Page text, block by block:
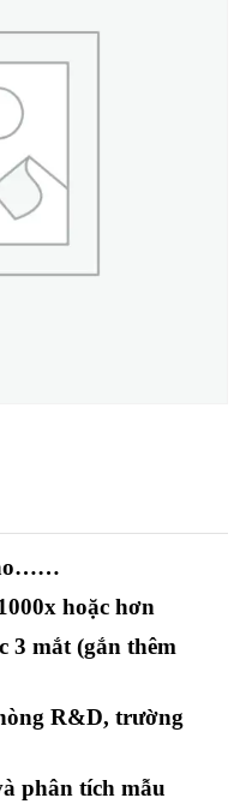
hoặc hơn
3 mắt (gắn thêm
R&D, trường
phân tích mẫu